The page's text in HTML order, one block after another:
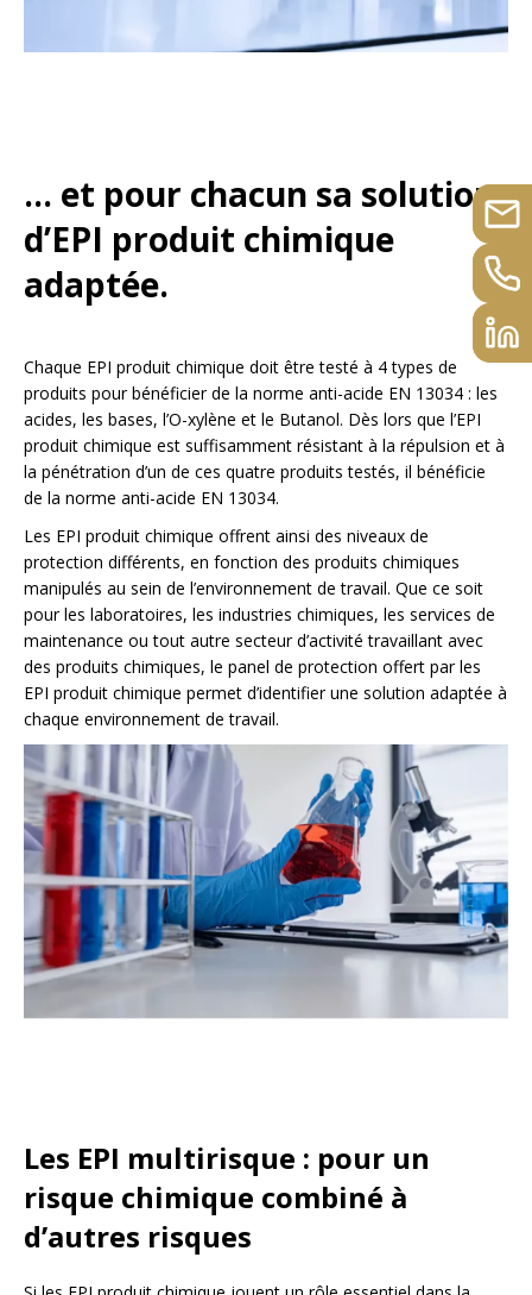
… et pour chacun sa solution
d’EPI produit chimique
adaptée.
Chaque EPI produit chimique doit être testé à 4 types de
produits pour bénéficier de la norme anti-acide EN 13034 : les
acides, les bases, l’O-xylène et le Butanol. Dès lors que l’EPI
produit chimique est suffisamment résistant à la répulsion et à
la pénétration d’un de ces quatre produits testés, il bénéficie
de la norme anti-acide EN 13034.
Les EPI produit chimique offrent ainsi des niveaux de
protection différents, en fonction des produits chimiques
manipulés au sein de l’environnement de travail. Que ce soit
pour les laboratoires, les industries chimiques, les services de
maintenance ou tout autre secteur d’activité travaillant avec
des produits chimiques, le panel de protection offert par les
EPI produit chimique permet d’identifier une solution adaptée à
chaque environnement de travail.
Les EPI multirisque : pour un
risque chimique combiné à
d’autres risques